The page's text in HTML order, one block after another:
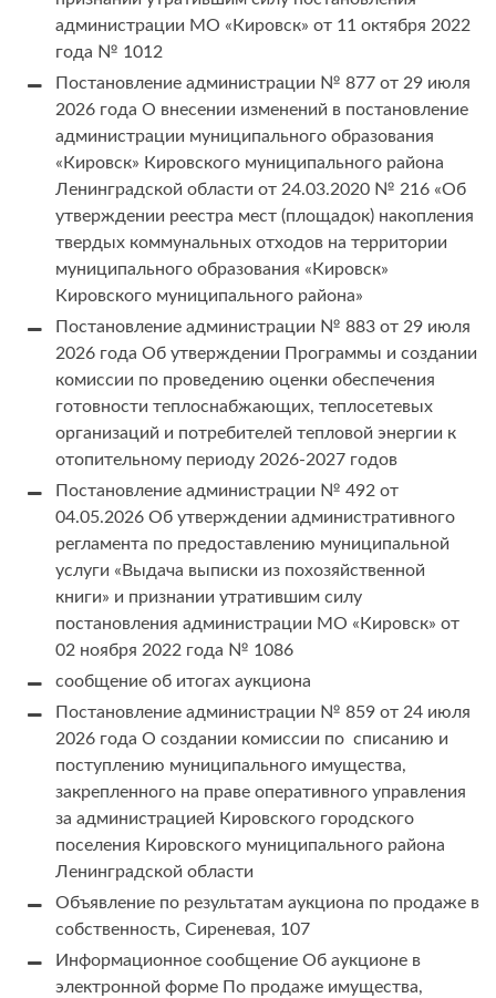
администрации МО «Кировск» от 11 октября 2022
года № 1012
Постановление администрации № 877 от 29 июля
2026 года О внесении изменений в постановление
администрации муниципального образования
«Кировск» Кировского муниципального района
Ленинградской области от 24.03.2020 № 216 «Об
утверждении реестра мест (площадок) накопления
твердых коммунальных отходов на территории
муниципального образования «Кировск»
Кировского муниципального района»
Постановление администрации № 883 от 29 июля
2026 года Об утверждении Программы и создании
комиссии по проведению оценки обеспечения
готовности теплоснабжающих, теплосетевых
организаций и потребителей тепловой энергии к
отопительному периоду 2026-2027 годов
Постановление администрации № 492 от
04.05.2026 Об утверждении административного
регламента по предоставлению муниципальной
услуги «Выдача выписки из похозяйственной
книги» и признании утратившим силу
постановления администрации МО «Кировск» от
02 ноября 2022 года № 1086
сообщение об итогах аукциона
Постановление администрации № 859 от 24 июля
2026 года О создании комиссии по списанию и
поступлению муниципального имущества,
закрепленного на праве оперативного управления
за администрацией Кировского городского
поселения Кировского муниципального района
Ленинградской области
Объявление по результатам аукциона по продаже в
собственность, Сиреневая, 107
Информационное сообщение Об аукционе в
электронной форме По продаже имущества,